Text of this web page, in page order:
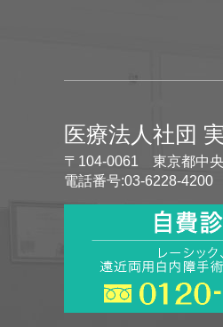
医療法人社団
〒104-0061 東京都中
電話番号:03-6228-4200